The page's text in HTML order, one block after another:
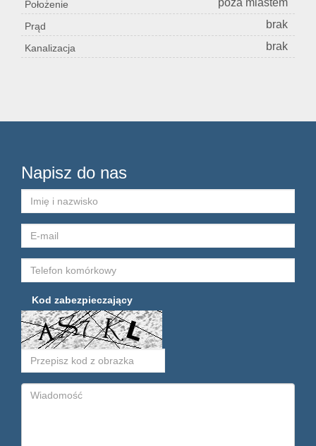
Położenie poza miastem
Prąd brak
Kanalizacja brak
Napisz do nas
Kod zabezpieczający